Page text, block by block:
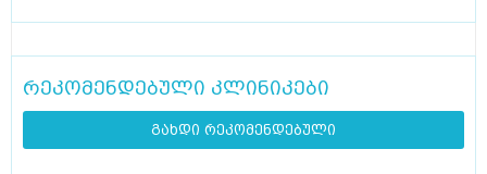
რეკომენდებული კლინიკები
გახდი რეკომენდებული